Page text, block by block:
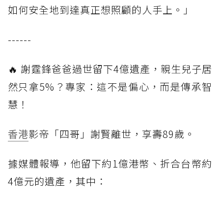
如何安全地到達真正想照顧的人手上。」
------
🔥 謝霆鋒爸爸過世留下4億遺產，親生兒子居
然只拿5%？專家：這不是偏心，而是傳承智
慧！
香港影帝「四哥」謝賢離世，享壽89歲。
據媒體報導，他留下約1億港幣、折合台幣約
4億元的遺產，其中：